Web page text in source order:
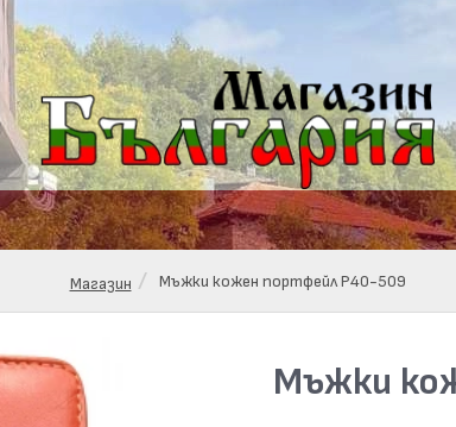
Магазин Мъжки кожен портфейл Р40-509
Мъжки